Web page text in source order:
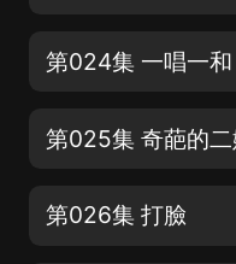
第024集 一唱一和
第025集 奇葩的二
第026集 打臉